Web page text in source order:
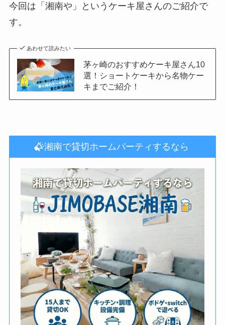
今回は「湘南や」というケーキ屋さんのご紹介で
す。
あわせて読みたい
茅ヶ崎のおすすめケーキ屋さん10
選！ショートケーキから名物ケー
キまでご紹介！
湘南で貸切ホームパーティするなら